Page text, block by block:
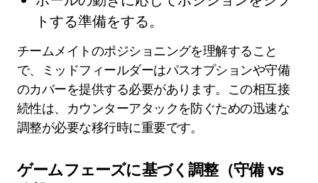
トする準備をする。
チームメイトのポジショニングを理解すること
で、ミッドフィールダーはパスオプションや守備
のカバーを提供する必要があります。この相互接
続性は、カウンターアタックを防ぐための迅速な
調整が必要な移行時に重要です。
ゲームフェーズに基づく調整（守備 vs